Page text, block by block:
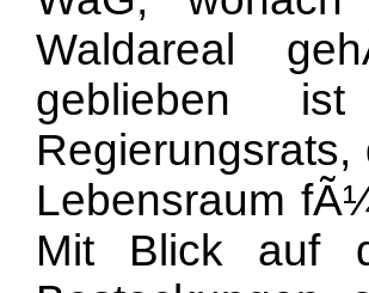
Waldareal
geblieben
Lebensraum
Mit Blick auf